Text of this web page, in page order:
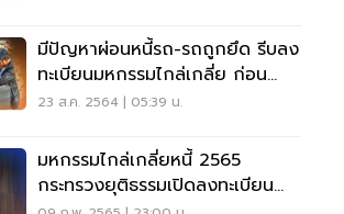
มีปัญหาผ่อนหนี้รถ-รถถูกยึด รีบลง
ทะเบียนมหกรรมไกล่เกลี่ย ก่อน
หมดเขต 31ส.ค.
23 ส.ค. 2564 | 05:39 น.
มหกรรมไกล่เกลี่ยหนี้ 2565
กระทรวงยุติธรรมเปิดลงทะเบียน